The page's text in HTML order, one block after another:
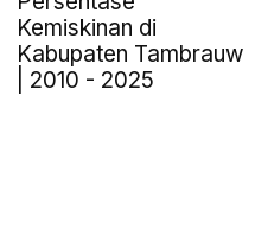
Kemiskinan di
Kabupaten Tambrauw
| 2010 - 2025